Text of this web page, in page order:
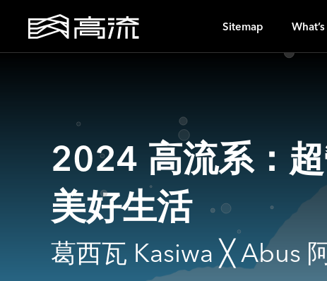
Sitemap
2024 高流系：
美好生活
葛西瓦 Kasiwa ╳ Abus